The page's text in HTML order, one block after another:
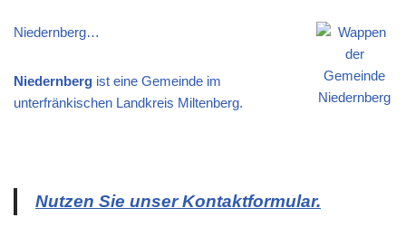
Niedernberg…
Niedernberg ist eine Gemeinde im
unterfränkischen Landkreis Miltenberg.
Nutzen Sie unser Kontaktformular.